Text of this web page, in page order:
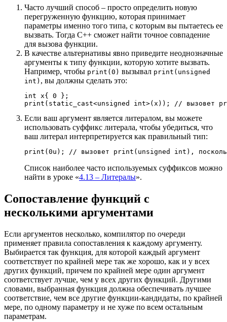
Часто лучший способ – просто определить новую
перегруженную функцию, которая принимает
параметры именно того типа, с которым вы пытаетесь ее
вызвать. Тогда C++ сможет найти точное совпадение
для вызова функции.
В качестве альтернативы явно приведите неоднозначные
аргументы к типу функции, которую хотите вызвать.
Например, чтобы print(0) вызывал print(unsigned
int) , вы должны сделать это:
int x{ 0 } ;
print ( static_cast<unsigned int>( x ) ) ; // вызовет
Если ваш аргумент является литералом, вы можете
использовать суффикс литерала, чтобы убедиться, что
ваш литерал интерпретируется как правильный тип:
print ( 0u ) ; // вызовет print(unsigned int),
Список наиболее часто используемых суффиксов можно
найти в уроке «4.13 – Литералы».
Сопоставление функций с
несколькими аргументами
Если аргументов несколько, компилятор по очереди
применяет правила сопоставления к каждому аргументу.
Выбирается так функция, для которой каждый аргумент
соответствует по крайней мере так же хорошо, как и у всех
других функций, причем по крайней мере один аргумент
соответствует лучше, чем у всех других функций. Другими
словами, выбранная функция должна обеспечивать лучшее
соответствие, чем все другие функции-кандидаты, по крайней
мере, по одному параметру и не хуже по всем остальным
параметрам.